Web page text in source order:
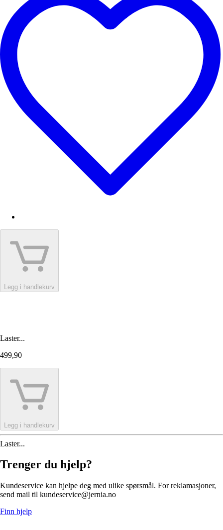
Legg i handlekurv
Laster...
499,90
Legg i handlekurv
Laster...
Trenger du hjelp?
Kundeservice kan hjelpe deg med ulike spørsmål. For reklamasjoner,
send mail til kundeservice@jernia.no
Finn hjelp